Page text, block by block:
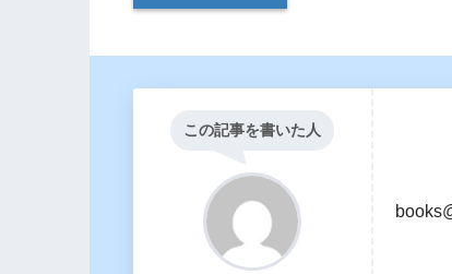
この記事を書いた人